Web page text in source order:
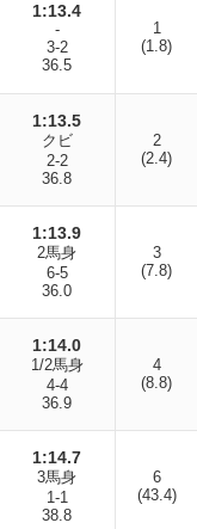
1:13.4
-
3-2
36.5
1
(1.8)
1:13.5
クビ
2-2
36.8
2
(2.4)
1:13.9
2馬身
6-5
36.0
3
(7.8)
1:14.0
1/2馬身
4-4
36.9
4
(8.8)
1:14.7
3馬身
1-1
38.8
6
(43.4)